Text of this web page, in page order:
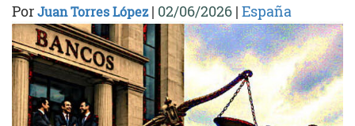
PorJuan Torres López| 02/06/2026 | España